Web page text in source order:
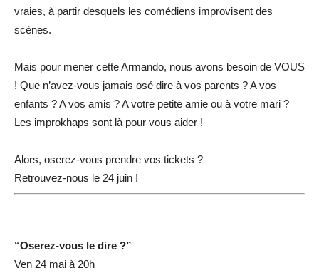
vraies, à partir desquels les comédiens improvisent des
scènes.
Mais pour mener cette Armando, nous avons besoin de VOUS
! Que n’avez-vous jamais osé dire à vos parents ? A vos
enfants ? A vos amis ? A votre petite amie ou à votre mari ?
Les improkhaps sont là pour vous aider !
Alors, oserez-vous prendre vos tickets ?
Retrouvez-nous le 24 juin !
“Oserez-vous le dire ?”
Ven 24 mai à 20h